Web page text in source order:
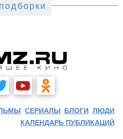
СЕРИАЛЫ БЛОГИ ЛЮДИ
КАЛЕНДАРЬ ПУБЛИКАЦИЙ